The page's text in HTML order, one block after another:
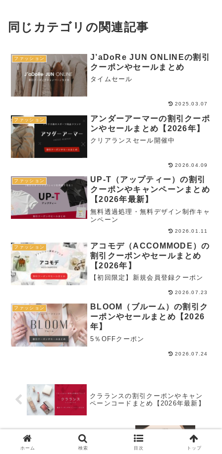
同じカテゴリの関連記事
ファッション
J’aDoRe JUN ONLINEの割引
クーポンやセールまとめ
タイムセール
2025.03.07
ファッション
アンダーアーマーの割引クーポ
ンやセールまとめ【2026年】
クリアランスセール開催中
2026.04.09
ファッション
UP-T（アップティー）の割引
クーポンやキャンペーンまとめ
【2026年最新】
無料透過処理・無料デザイン制作キャ
ンペーン
2026.01.11
ファッション
アコモデ（ACCOMMODE）の
割引クーポンやセールまとめ
【2026年】
【初回限定】新規会員登録クーポン
2026.07.23
ファッション
BLOOM（ブルーム）の割引ク
ーポンやセールまとめ【2026
年】
5％OFFクーポン
2026.07.24
クラランスの割引クーポンやキャン
ペーンコードまとめ【2026年最新】
リーバイスのセール時期はいつから
いつまで？お得に買う方法まとめ
ホーム 検索 目次 トップ